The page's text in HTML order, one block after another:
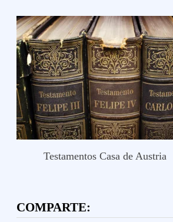
Testamentos Casa de Austria
COMPARTE: